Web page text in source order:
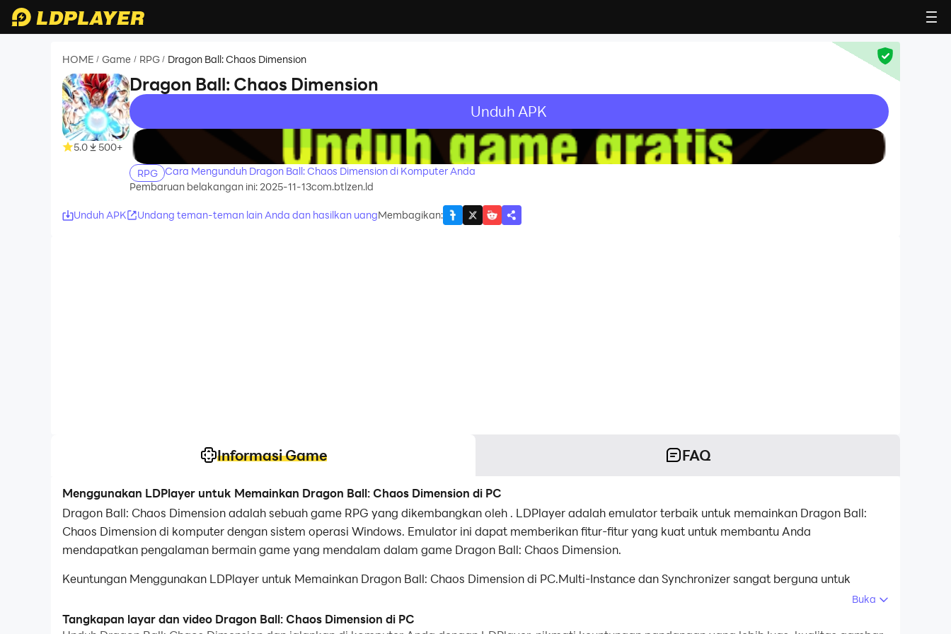
HOME / Game / RPG / Dragon Ball: Chaos Dimension
5.0 500+
Dragon Ball: Chaos Dimension
recommend
Unduh APK
recommend
RPG
Cara Mengunduh Dragon Ball: Chaos Dimension di Komputer Anda
Pembaruan belakangan ini: 2025-11-13com.btlzen.ld
Unduh APK Undang teman-teman lain Anda dan hasilkan uangMembagikan:
Informasi Game FAQ
Menggunakan LDPlayer untuk Memainkan Dragon Ball: Chaos Dimension di PC
Dragon Ball: Chaos Dimension adalah sebuah game RPG yang dikembangkan oleh . LDPlayer adalah emulator terbaik untuk memainkan Dragon Ball:
Chaos Dimension di komputer dengan sistem operasi Windows. Emulator ini dapat memberikan fitur-fitur yang kuat untuk membantu Anda
mendapatkan pengalaman bermain game yang mendalam dalam game Dragon Ball: Chaos Dimension.
Keuntungan Menggunakan LDPlayer untuk Memainkan Dragon Ball: Chaos Dimension di PC.Multi-Instance dan Synchronizer sangat berguna untuk
mendapatkan hero yang Anda suka.
Buka
Tangkapan layar dan video Dragon Ball: Chaos Dimension di PC